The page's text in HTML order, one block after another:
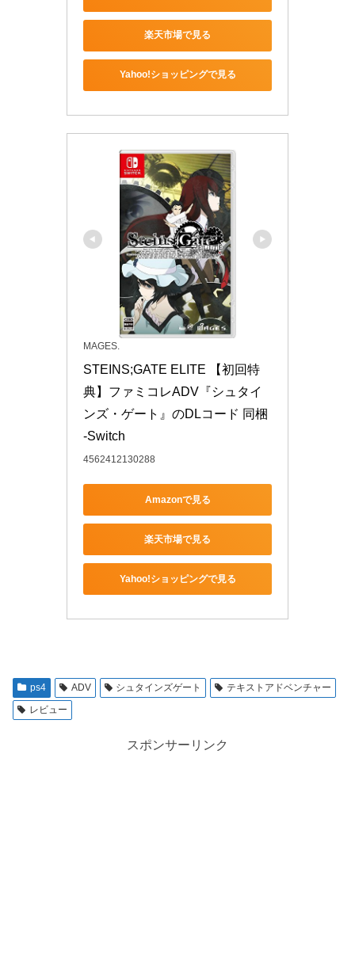
楽天市場で見る
Yahoo!ショッピングで見る
MAGES.
STEINS;GATE ELITE 【初回特
典】ファミコレADV『シュタイ
ンズ・ゲート』のDLコード 同梱
-Switch
4562412130288
Amazonで見る
楽天市場で見る
Yahoo!ショッピングで見る
ps4 ADV シュタインズゲート
テキストアドベンチャー
レビュー
スポンサーリンク